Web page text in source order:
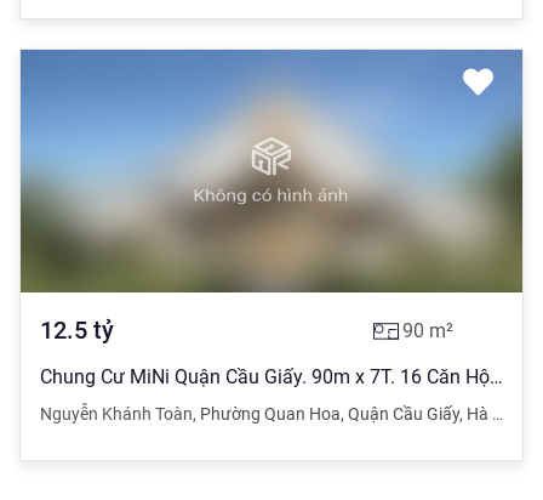
12.5 tỷ 90 m²
Chung Cư MiNi Quận Cầu Giấy. 90m x 7T. 16 Căn Hộ KK. Dòng Tiền 1tỷ/nă
Nguyễn Khánh Toàn, Phường Quan Hoa, Quận Cầu Giấy, Hà Nội